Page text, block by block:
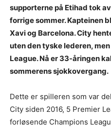
supporterne på Etihad tok
forrige sommer. Kapteinen
Xavi og Barcelona. City
uten den tyske lederen,
League. Nå er 33-åringen
sommerens sjokkovergang.
Dette er spilleren som var
City siden 2016, 5 Premier
forløsende Champions